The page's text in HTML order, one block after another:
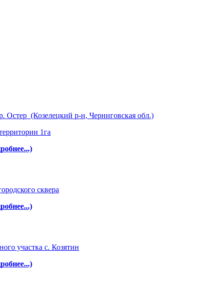
Остер (Козелецкий р-н, Черниговская обл.)
1га
сквера
участка с. Козятин